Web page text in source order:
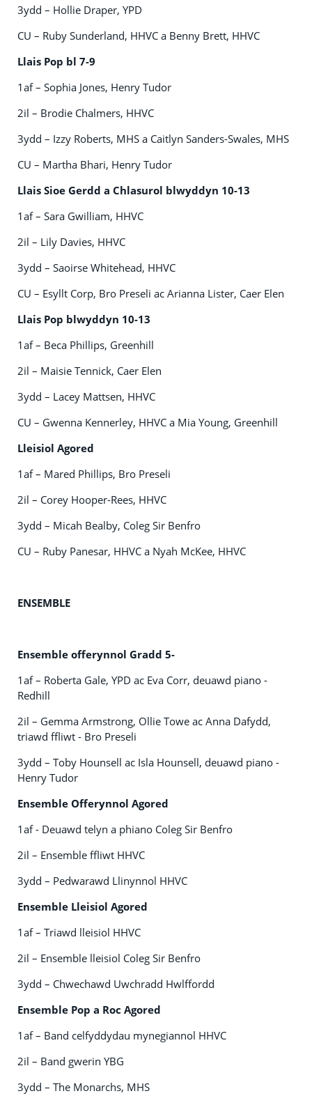
3ydd – Hollie Draper, YPD
CU – Ruby Sunderland, HHVC a Benny Brett, HHVC
Llais Pop bl 7-9
1af – Sophia Jones, Henry Tudor
2il – Brodie Chalmers, HHVC
3ydd – Izzy Roberts, MHS a Caitlyn Sanders-Swales, MHS
CU – Martha Bhari, Henry Tudor
Llais Sioe Gerdd a Chlasurol blwyddyn 10-13
1af – Sara Gwilliam, HHVC
2il – Lily Davies, HHVC
3ydd – Saoirse Whitehead, HHVC
CU – Esyllt Corp, Bro Preseli ac Arianna Lister, Caer Elen
Llais Pop blwyddyn 10-13
1af – Beca Phillips, Greenhill
2il – Maisie Tennick, Caer Elen
3ydd – Lacey Mattsen, HHVC
CU – Gwenna Kennerley, HHVC a Mia Young, Greenhill
Lleisiol Agored
1af – Mared Phillips, Bro Preseli
2il – Corey Hooper-Rees, HHVC
3ydd – Micah Bealby, Coleg Sir Benfro
CU – Ruby Panesar, HHVC a Nyah McKee, HHVC
ENSEMBLE
Ensemble offerynnol Gradd 5-
1af – Roberta Gale, YPD ac Eva Corr, deuawd piano -
Redhill
2il – Gemma Armstrong, Ollie Towe ac Anna Dafydd,
triawd ffliwt - Bro Preseli
3ydd – Toby Hounsell ac Isla Hounsell, deuawd piano -
Henry Tudor
Ensemble Offerynnol Agored
1af - Deuawd telyn a phiano Coleg Sir Benfro
2il – Ensemble ffliwt HHVC
3ydd – Pedwarawd Llinynnol HHVC
Ensemble Lleisiol Agored
1af – Triawd lleisiol HHVC
2il – Ensemble lleisiol Coleg Sir Benfro
3ydd – Chwechawd Uwchradd Hwlffordd
Ensemble Pop a Roc Agored
1af – Band celfyddydau mynegiannol HHVC
2il – Band gwerin YBG
3ydd – The Monarchs, MHS